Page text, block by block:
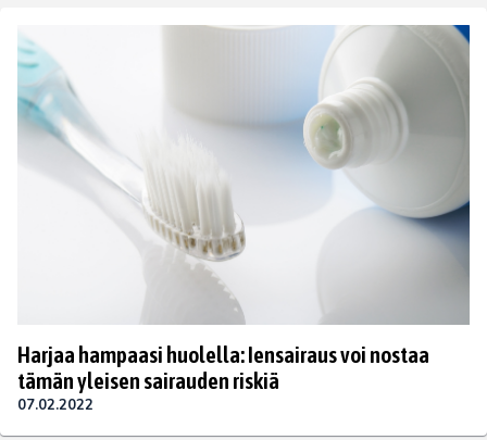
Harjaa hampaasi huolella: Iensairaus voi nostaa
tämän yleisen sairauden riskiä
07.02.2022